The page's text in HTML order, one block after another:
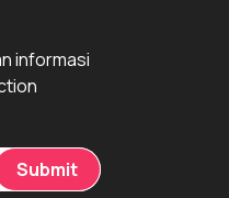
informasi
Submit